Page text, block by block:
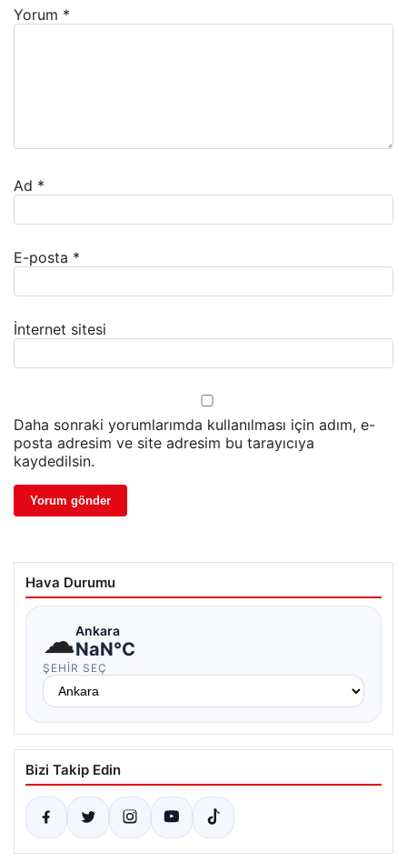
Yorum *
Ad *
E-posta *
İnternet sitesi
Daha sonraki yorumlarımda kullanılması için adım, e-
posta adresim ve site adresim bu tarayıcıya
kaydedilsin.
Hava Durumu
☁Ankara
NaN°C
ŞEHIR SEÇ
Bizi Takip Edin